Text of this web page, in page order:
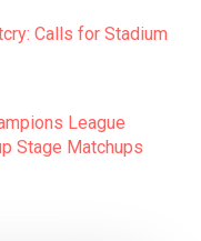
Calls for Stadium
League
Stage Matchups